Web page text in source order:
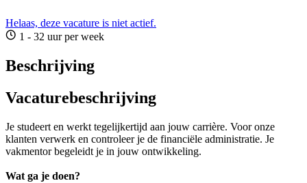
Helaas, deze vacature is niet actief.
1 - 32 uur per week
Beschrijving
Vacaturebeschrijving
Je studeert en werkt tegelijkertijd aan jouw carrière. Voor onze
klanten verwerk en controleer je de financiële administratie. Je
vakmentor begeleidt je in jouw ontwikkeling.
Wat ga je doen?